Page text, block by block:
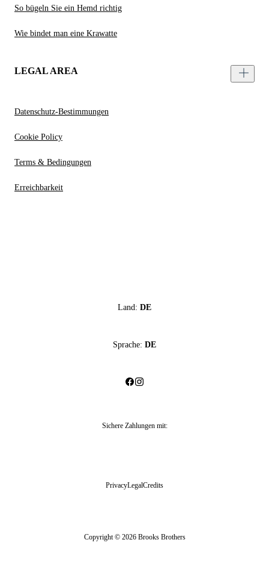
So bügeln Sie ein Hemd richtig
Wie bindet man eine Krawatte
LEGAL AREA
Datenschutz-Bestimmungen
Cookie Policy
Terms & Bedingungen
Erreichbarkeit
Land: DE
Sprache: DE
Sichere Zahlungen mit:
PrivacyLegalCredits
Copyright © 2026 Brooks Brothers